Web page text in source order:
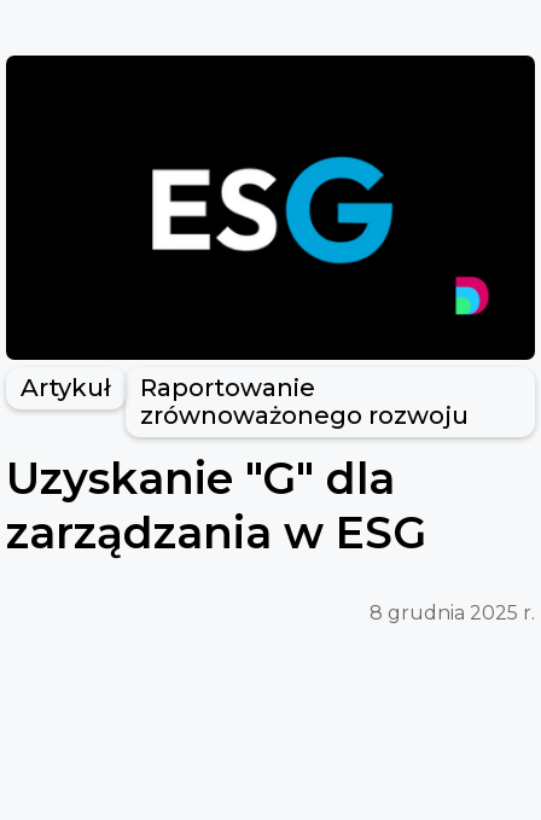
Artykuł
Raportowanie
zrównoważonego rozwoju
Uzyskanie "G" dla
zarządzania w ESG
8 grudnia 2025 r.